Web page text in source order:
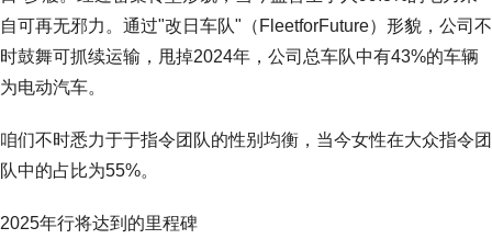
自可再无邪力。通过"改日车队"（FleetforFuture）形貌，公司不
时鼓舞可抓续运输，甩掉2024年，公司总车队中有43%的车辆
为电动汽车。
咱们不时悉力于于指令团队的性别均衡，当今女性在大众指令团
队中的占比为55%。
2025年行将达到的里程碑